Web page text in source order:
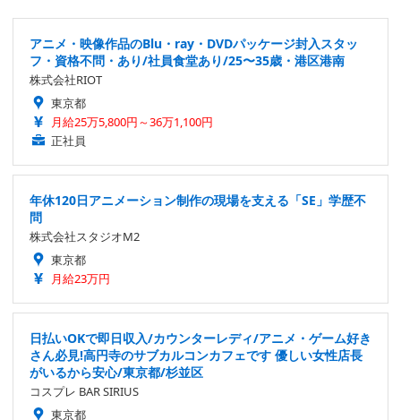
アニメ・映像作品のBlu・ray・DVDパッケージ封入スタッ
フ・資格不問・あり/社員食堂あり/25〜35歳・港区港南
株式会社RIOT
東京都
月給25万5,800円～36万1,100円
正社員
年休120日アニメーション制作の現場を支える「SE」学歴不
問
株式会社スタジオM2
東京都
月給23万円
日払いOKで即日収入/カウンターレディ/アニメ・ゲーム好き
さん必見!高円寺のサブカルコンカフェです 優しい女性店長
がいるから安心/東京都/杉並区
コスプレ BAR SIRIUS
東京都